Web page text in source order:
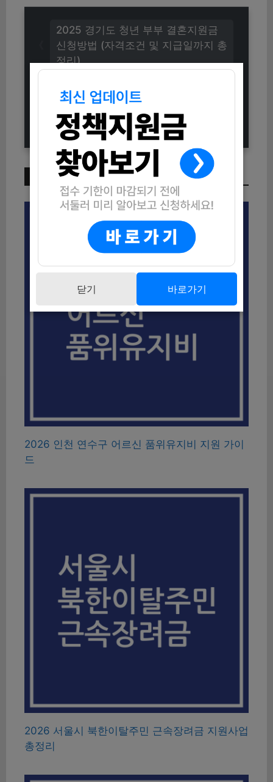
2025년 익산형 뉴딜일자리사업
「SNS 콘텐츠 제작 전문가 양성 사
업」 참여자 모집
2025 경기도 청년 부부 결혼지원금
신청방법 (자격조건 및 지급일까지 총
정리)
이번 주 인기 글
2026 인천 연수구 어르신 품위유지비 지원 가이
드
2026 서울시 북한이탈주민 근속장려금 지원사업
총정리
닫기 바로가기